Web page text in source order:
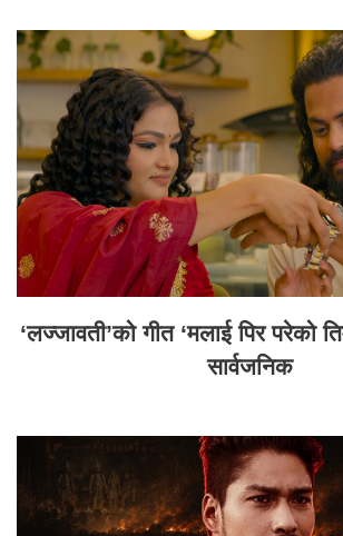
‘लज्जावती’को गीत ‘मलाई पिर परेको
सार्वजनिक